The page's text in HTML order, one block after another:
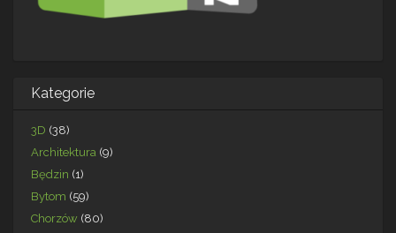
Kategorie
3D (38)
Architektura (9)
Będzin (1)
Bytom (59)
Chorzów (80)